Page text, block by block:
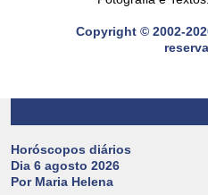
Horóscopos diários
Dia 6 agosto 2026
Por Maria Helena
Copyright © 2002-